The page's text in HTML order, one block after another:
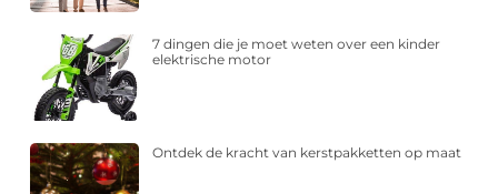
7 dingen die je moet weten over een kinder
elektrische motor
Ontdek de kracht van kerstpakketten op maat